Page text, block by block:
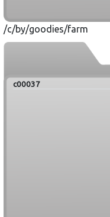
/c/by/goodies/farm
c00037